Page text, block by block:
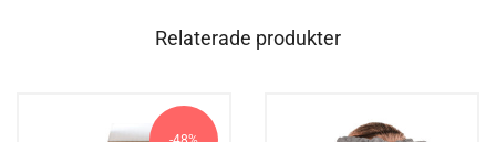
Relaterade produkter